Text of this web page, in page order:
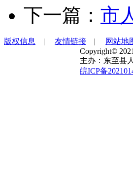
下一篇： 市
版权信息 | 友情链接 | 网站地
Copyright©
主办：东至县
皖ICP备